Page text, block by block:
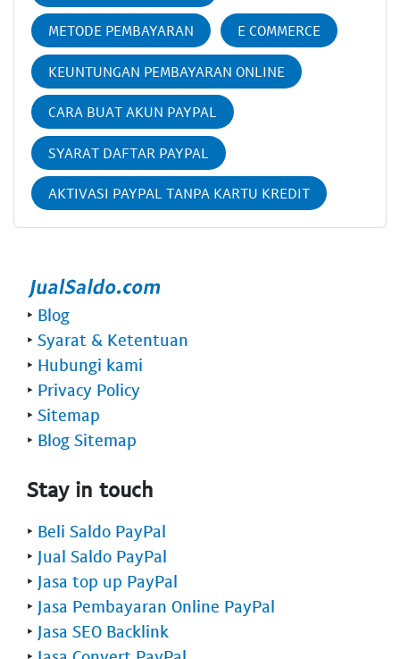
METODE PEMBAYARAN E COMMERCE
KEUNTUNGAN PEMBAYARAN ONLINE
CARA BUAT AKUN PAYPAL
SYARAT DAFTAR PAYPAL
AKTIVASI PAYPAL TANPA KARTU KREDIT
‣ Blog
‣ Syarat & Ketentuan
‣ Hubungi kami
‣ Privacy Policy
‣ Sitemap
‣ Blog Sitemap
Stay in touch
‣ Beli Saldo PayPal
‣ Jual Saldo PayPal
‣ Jasa top up PayPal
‣ Jasa Pembayaran Online PayPal
‣ Jasa SEO Backlink